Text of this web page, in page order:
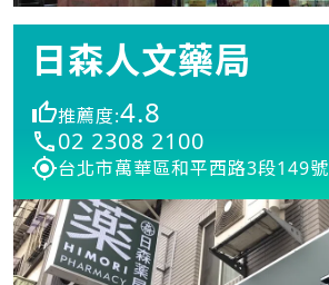
日森人文藥局
推薦度:4.8
02 2308 2100
台北市萬華區和平西路3段149號